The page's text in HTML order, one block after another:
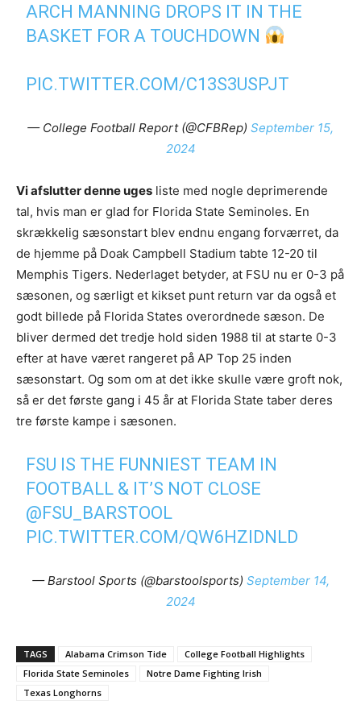
ARCH MANNING DROPS IT IN THE
BASKET FOR A TOUCHDOWN
PIC.TWITTER.COM/C13S3USPJT
— College Football Report (@CFBRep) September 15,
2024
Vi afslutter denne uges liste med nogle deprimerende
tal, hvis man er glad for Florida State Seminoles. En
skrækkelig sæsonstart blev endnu engang forværret, da
de hjemme på Doak Campbell Stadium tabte 12-20 til
Memphis Tigers. Nederlaget betyder, at FSU nu er 0-3 på
sæsonen, og særligt et kikset punt return var da også et
godt billede på Florida States overordnede sæson. De
bliver dermed det tredje hold siden 1988 til at starte 0-3
efter at have været rangeret på AP Top 25 inden
sæsonstart. Og som om at det ikke skulle være groft nok,
så er det første gang i 45 år at Florida State taber deres
tre første kampe i sæsonen.
FSU IS THE FUNNIEST TEAM IN
FOOTBALL & IT’S NOT CLOSE
@FSU_BARSTOOL
PIC.TWITTER.COM/QW6HZIDNLD
— Barstool Sports (@barstoolsports) September 14,
2024
TAGS Alabama Crimson Tide
College Football Highlights
Florida State Seminoles
Notre Dame Fighting Irish
Texas Longhorns